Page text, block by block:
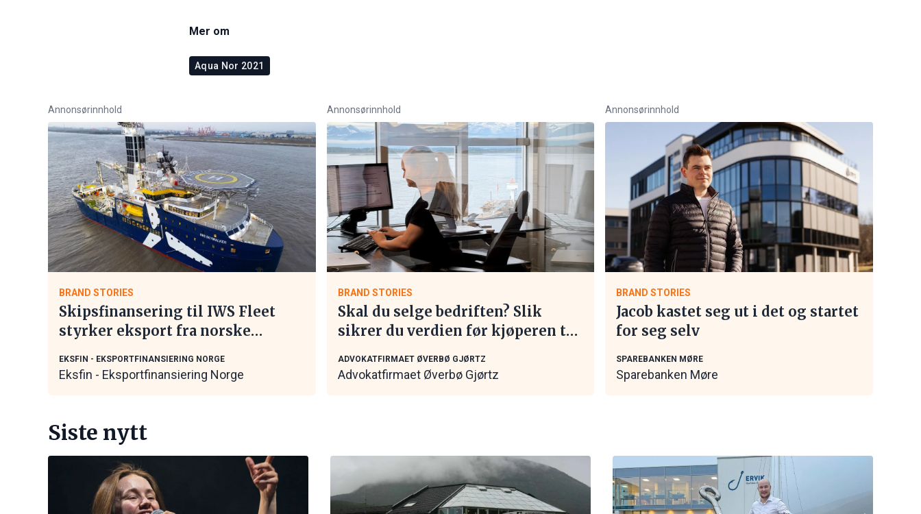
Mer om
Aqua Nor 2021
Annonsørinnhold
BRAND STORIES
Skipsfinansering til IWS Fleet
styrker eksport fra norske
EKSFIN - EKSPORTFINANSIERING NORGE
Eksfin - Eksportfinansiering Norge
Annonsørinnhold
BRAND STORIES
Skal du selge bedriften? Slik
sikrer du verdien før kjøperen tar
ADVOKATFIRMAET ØVERBØ GJØRTZ
Advokatfirmaet Øverbø Gjørtz
Annonsørinnhold
BRAND STORIES
Jacob kastet seg ut i det og startet
for seg selv
SPAREBANKEN MØRE
Sparebanken Møre
Siste nytt